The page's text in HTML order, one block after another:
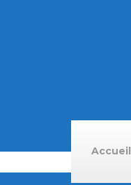
Accueil